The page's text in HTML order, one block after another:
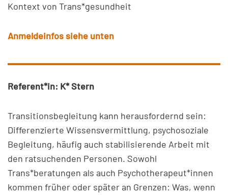
Kontext von Trans*gesundheit
Anmeldeinfos siehe unten
Referent*in: K* Stern
Transitionsbegleitung kann herausfordernd sein:
Differenzierte Wissensvermittlung, psychosoziale
Begleitung, häufig auch stabilisierende Arbeit mit
den ratsuchenden Personen. Sowohl
Trans*beratungen als auch Psychotherapeut*innen
kommen früher oder später an Grenzen: Was, wenn